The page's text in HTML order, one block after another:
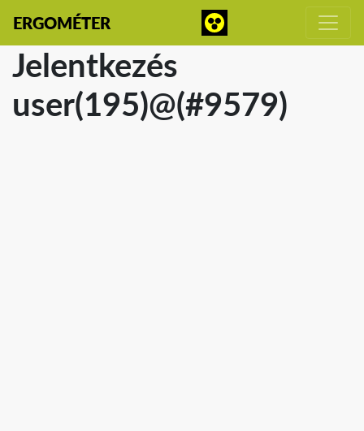
ERGOMÉTER
Jelentkezés
user(195)@(#9579)